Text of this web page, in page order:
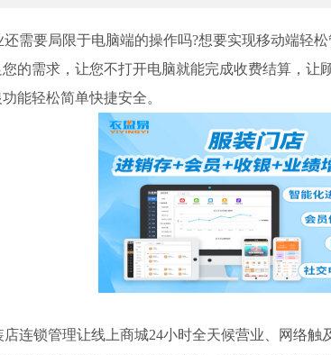
要局限于电脑端的操作吗?想要实现移动端轻松
您的需求，让您不打开电脑就能完成收费结算，让
能轻松简单快捷安全。
锁管理让线上商城24小时全天候营业、网络触